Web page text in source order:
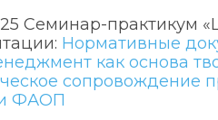
Семинар-практикум
Нормативные
как основа
сопровождение
ФАОП